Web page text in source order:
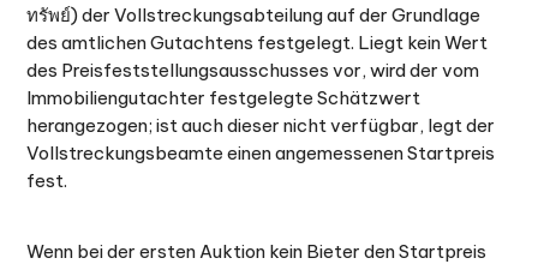
ทรัพย์) der Vollstreckungsabteilung auf der Grundlage
des amtlichen Gutachtens festgelegt. Liegt kein Wert
des Preisfeststellungsausschusses vor, wird der vom
Immobiliengutachter festgelegte Schätzwert
herangezogen; ist auch dieser nicht verfügbar, legt der
Vollstreckungsbeamte einen angemessenen Startpreis
fest.
Wenn bei der ersten Auktion kein Bieter den Startpreis